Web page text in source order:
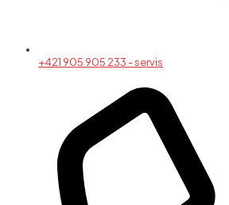
+421 905 905 233 - servis